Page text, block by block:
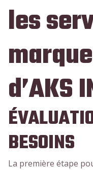
les
d’AKS
BESOINS
La première étape